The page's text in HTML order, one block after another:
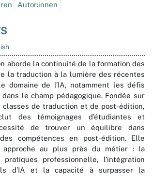
Autor:innen
aborde la continuité de la formation des
la traduction à la lumière des récentes
domaine de l’IA, notamment les défis
le champ pédagogique. Fondée sur
classes de traduction et de post-édition,
des témoignages d’étudiantes et
de trouver un équilibre dans
des compétences en post-édition. Elle
approche au plus près du métier : la
professionnelle, l’intégration
d’IA et la capacité à surpasser la